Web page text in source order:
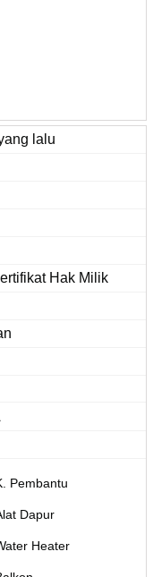
lalu
Hak Milik
Pembantu
Dapur
Heater